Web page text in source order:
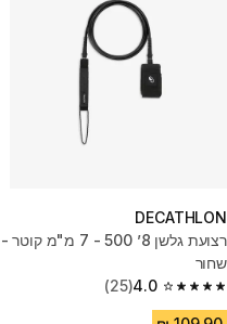
DECATHLON
רצועת גלשן 8’ 500 - 7 מ"מ קוטר -
שחור
4.0
4.0 out of 5 stars from 25 reviews
(25)